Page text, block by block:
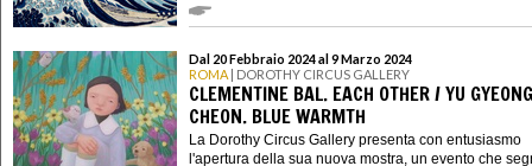
Dal 20 Febbraio 2024 al 9 Marzo 2024
ROMA | DOROTHY CIRCUS GALLERY
CLEMENTINE BAL. EACH OTHER / YU GYEONG
CHEON. BLUE WARMTH
La Dorothy Circus Gallery presenta con entusiasmo
l'apertura della sua nuova mostra, un evento che